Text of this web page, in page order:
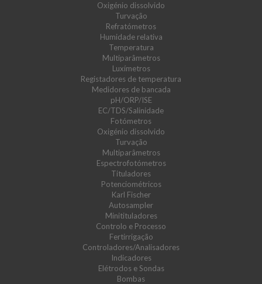
Oxigénio dissolvido
Turvação
Refratómetros
Humidade relativa
Temperatura
Multiparâmetros
Luxímetros
Registadores de temperatura
Medidores de bancada
pH/ORP/ISE
EC/TDS/Salinidade
Fotómetros
Oxigénio dissolvido
Turvação
Multiparâmetros
Espectrofotómetros
Tituladores
Potenciométricos
Karl Fischer
Autosampler
Minitituladores
Controlo e Processo
Fertirrigação
Controladores/Analisadores
Indicadores
Elétrodos e Sondas
Bombas